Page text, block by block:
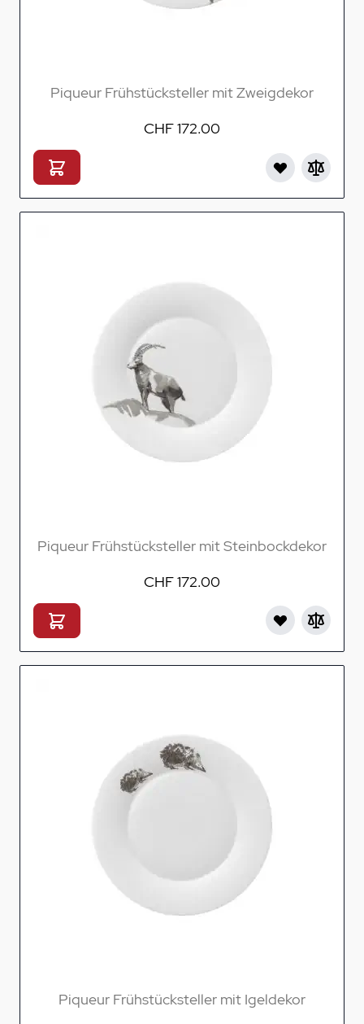
Piqueur Frühstücksteller mit Zweigdekor
CHF 172.00
Piqueur Frühstücksteller mit Steinbockdekor
CHF 172.00
Piqueur Frühstücksteller mit Igeldekor